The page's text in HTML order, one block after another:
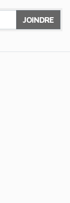
JOINDRE